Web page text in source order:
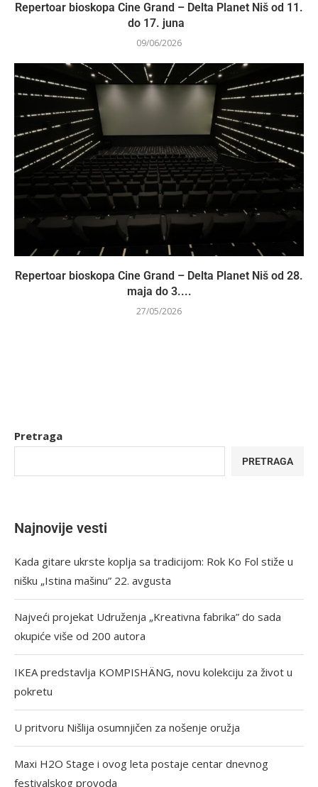
Repertoar bioskopa Cine Grand – Delta Planet Niš od 11.
do 17. juna
09/06/2026
Repertoar bioskopa Cine Grand – Delta Planet Niš od 28.
maja do 3....
27/05/2026
Pretraga
PRETRAGA
Najnovije vesti
Kada gitare ukrste koplja sa tradicijom: Rok Ko Fol stiže u
nišku „Istina mašinu” 22. avgusta
Najveći projekat Udruženja „Kreativna fabrika” do sada
okupiće više od 200 autora
IKEA predstavlja KOMPISHÄNG, novu kolekciju za život u
pokretu
U pritvoru Nišlija osumnjičen za nošenje oružja
Maxi H2O Stage i ovog leta postaje centar dnevnog
festivalskog provoda